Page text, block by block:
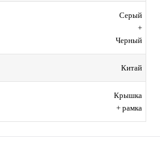
Серый
+
Черный
Китай
Крышка
+ рамка